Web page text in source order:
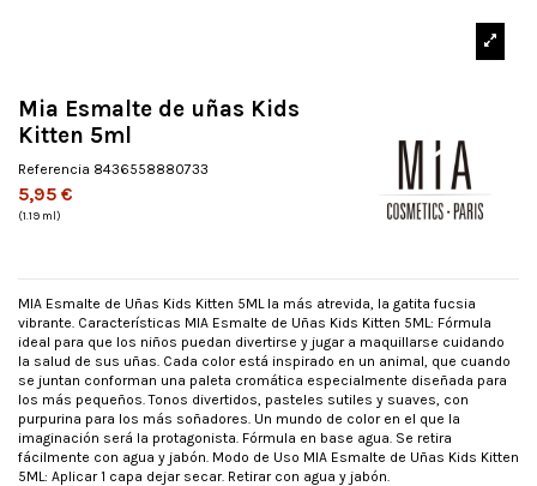
Mia Esmalte de uñas Kids
Kitten 5ml
Referencia 8436558880733
5,95 €
(1.19 ml)
MIA Esmalte de Uñas Kids Kitten 5ML la más atrevida, la gatita fucsia
vibrante. Características MIA Esmalte de Uñas Kids Kitten 5ML: Fórmula
ideal para que los niños puedan divertirse y jugar a maquillarse cuidando
la salud de sus uñas. Cada color está inspirado en un animal, que cuando
se juntan conforman una paleta cromática especialmente diseñada para
los más pequeños. Tonos divertidos, pasteles sutiles y suaves, con
purpurina para los más soñadores. Un mundo de color en el que la
imaginación será la protagonista. Fórmula en base agua. Se retira
fácilmente con agua y jabón. Modo de Uso MIA Esmalte de Uñas Kids Kitten
5ML: Aplicar 1 capa dejar secar. Retirar con agua y jabón.